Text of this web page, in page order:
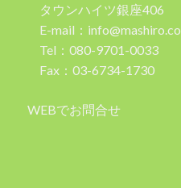
タウンハイツ銀座406
E-mail：info@mashiro.co
Tel：080-9701-0033
Fax：03-6734-1730
WEBでお問合せ